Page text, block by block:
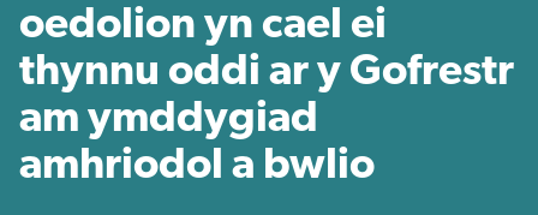
oedolion yn cael ei
thynnu oddi ar y Gofrestr
am ymddygiad
amhriodol a bwlio